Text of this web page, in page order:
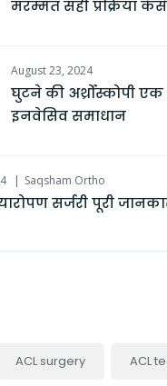
मरम्मत सही प्रक्रिया
August 23, 2024
घुटने की अर्थ्रोस्कोपी
इनवेसिव समाधान
Saqsham Ortho
सर्जरी पूरी
ACL surgery ACL